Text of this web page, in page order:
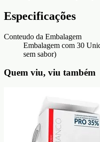
Especificações
Conteudo da Embalagem
Embalagem com 30
sem sabor)
Quem viu, viu também